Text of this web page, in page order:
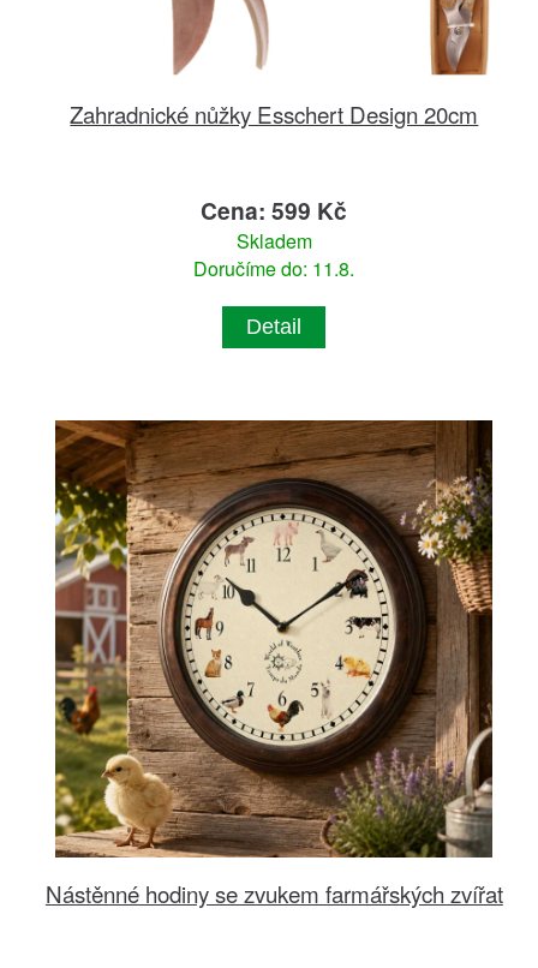
Zahradnické nůžky Esschert Design 20cm
Cena: 599 Kč
Skladem
Doručíme do: 11.8.
Detail
Nástěnné hodiny se zvukem farmářských zvířat